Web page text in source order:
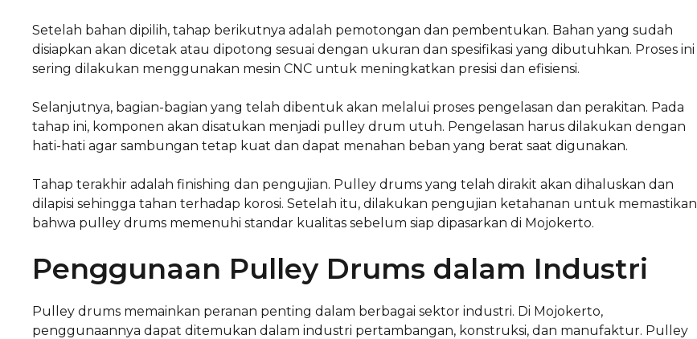
Setelah bahan dipilih, tahap berikutnya adalah pemotongan dan pembentukan. Bahan yang sudah
disiapkan akan dicetak atau dipotong sesuai dengan ukuran dan spesifikasi yang dibutuhkan. Proses ini
sering dilakukan menggunakan mesin CNC untuk meningkatkan presisi dan efisiensi.
Selanjutnya, bagian-bagian yang telah dibentuk akan melalui proses pengelasan dan perakitan. Pada
tahap ini, komponen akan disatukan menjadi pulley drum utuh. Pengelasan harus dilakukan dengan
hati-hati agar sambungan tetap kuat dan dapat menahan beban yang berat saat digunakan.
Tahap terakhir adalah finishing dan pengujian. Pulley drums yang telah dirakit akan dihaluskan dan
dilapisi sehingga tahan terhadap korosi. Setelah itu, dilakukan pengujian ketahanan untuk memastikan
bahwa pulley drums memenuhi standar kualitas sebelum siap dipasarkan di Mojokerto.
Penggunaan Pulley Drums dalam Industri
Pulley drums memainkan peranan penting dalam berbagai sektor industri. Di Mojokerto,
penggunaannya dapat ditemukan dalam industri pertambangan, konstruksi, dan manufaktur. Pulley